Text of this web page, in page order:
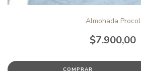
Almohada Procol
$7.900,00